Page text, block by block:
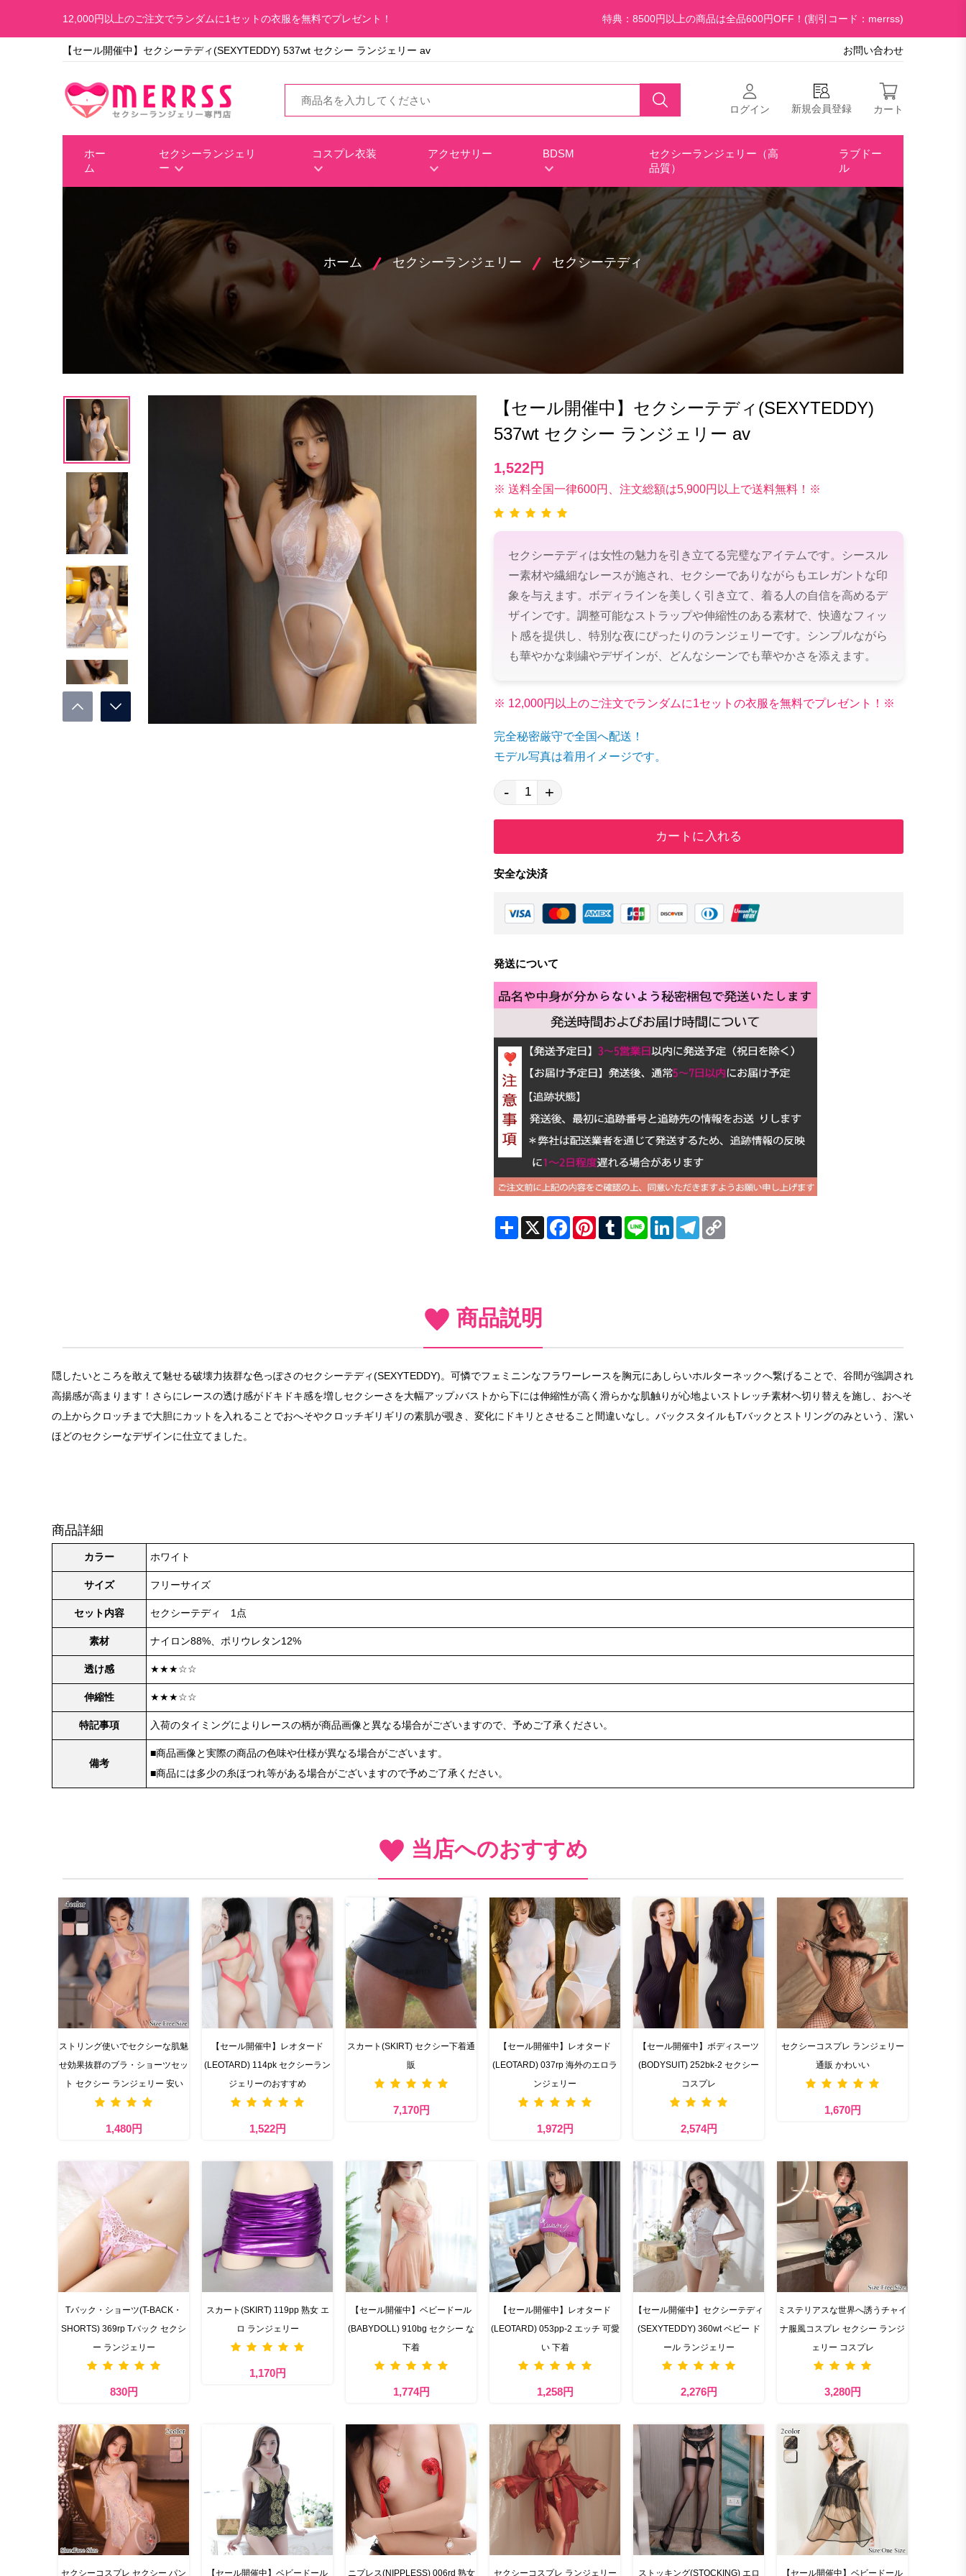
12,000円以上のご注文でランダムに1セットの衣服を無料でプレゼント！ 特典：8500円以上の商品は全品600円OFF！(割引コード：merrss)
【セール開催中】セクシーテディ(SEXYTEDDY) 537wt セクシー ランジェリー av お問い合わせ
ログイン 新規会員登録 カート
ホー
ム
セクシーランジェリ
ー
コスプレ衣装 アクセサリー BDSM
セクシーランジェリー（高
品質）
ラブドー
ル
ホーム セクシーランジェリー セクシーテディ
【セール開催中】セクシーテディ(SEXYTEDDY)
537wt セクシー ランジェリー av
1,522円
※ 送料全国一律600円、注文総額は5,900円以上で送料無料！※
セクシーテディは女性の魅力を引き立てる完璧なアイテムです。シースル
ー素材や繊細なレースが施され、セクシーでありながらもエレガントな印
象を与えます。ボディラインを美しく引き立て、着る人の自信を高めるデ
ザインです。調整可能なストラップや伸縮性のある素材で、快適なフィッ
ト感を提供し、特別な夜にぴったりのランジェリーです。シンプルながら
も華やかな刺繍やデザインが、どんなシーンでも華やかさを添えます。
※ 12,000円以上のご注文でランダムに1セットの衣服を無料でプレゼント！※
完全秘密厳守で全国へ配送！
モデル写真は着用イメージです。
- +
カートに入れる
安全な決済
発送について
ShareX FacebookPinterestTumblrLine LinkedInTelegram
商品説明
隠したいところを敢えて魅せる破壊力抜群な色っぽさのセクシーテディ(SEXYTEDDY)。可憐でフェミニンなフラワーレースを胸元にあしらいホルターネックへ繋げることで、谷間が強調され
高揚感が高まります！さらにレースの透け感がドキドキ感を増しセクシーさを大幅アップ♪バストから下には伸縮性が高く滑らかな肌触りが心地よいストレッチ素材へ切り替えを施し、おへそ
の上からクロッチまで大胆にカットを入れることでおへそやクロッチギリギリの素肌が覗き、変化にドキリとさせること間違いなし。バックスタイルもTバックとストリングのみという、潔い
ほどのセクシーなデザインに仕立てました。
商品詳細
カラー ホワイト
サイズ フリーサイズ
セット内容 セクシーテディ 1点
素材 ナイロン88%、ポリウレタン12%
透け感 ★★★☆☆
伸縮性 ★★★☆☆
特記事項 入荷のタイミングによりレースの柄が商品画像と異なる場合がございますので、予めご了承ください。
備考
■商品画像と実際の商品の色味や仕様が異なる場合がございます。
■商品には多少の糸ほつれ等がある場合がございますので予めご了承ください。
当店へのおすすめ
ストリング使いでセクシーな肌魅
せ効果抜群のブラ・ショーツセッ
ト セクシー ランジェリー 安い
1,480円
【セール開催中】レオタード
(LEOTARD) 114pk セクシーラン
ジェリーのおすすめ
1,522円
スカート(SKIRT) セクシー下着通
販
7,170円
【セール開催中】レオタード
(LEOTARD) 037rp 海外のエロラ
ンジェリー
1,972円
【セール開催中】ボディスーツ
(BODYSUIT) 252bk-2 セクシー
コスプレ
2,574円
セクシーコスプレ ランジェリー
通販 かわいい
1,670円
Tバック・ショーツ(T-BACK・
SHORTS) 369rp Tバック セクシ
ー ランジェリー
830円
スカート(SKIRT) 119pp 熟女 エ
ロ ランジェリー
1,170円
【セール開催中】ベビードール
(BABYDOLL) 910bg セクシー な
下着
1,774円
【セール開催中】レオタード
(LEOTARD) 053pp-2 エッチ 可愛
い 下着
1,258円
【セール開催中】セクシーテディ
(SEXYTEDDY) 360wt ベビー ド
ール ランジェリー
2,276円
ミステリアスな世界へ誘うチャイ
ナ服風コスプレ セクシー ランジ
ェリー コスプレ
3,280円
セクシーコスプレ セクシー パン 【セール開催中】ベビードール ニプレス(NIPPLESS) 006rd 熟女 セクシーコスプレ ランジェリー ストッキング(STOCKING) エロ 【セール開催中】ベビードール